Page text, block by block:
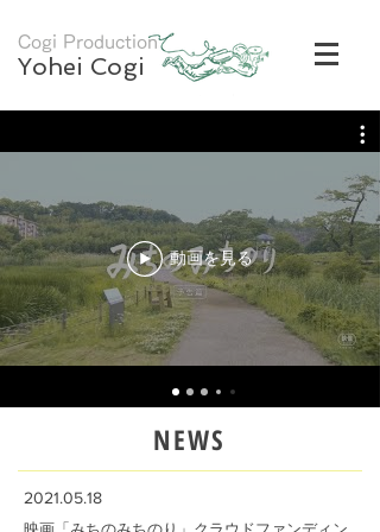
Cogi Production
Yohei Cogi
動画を見る
NEWS
​2021.05.18